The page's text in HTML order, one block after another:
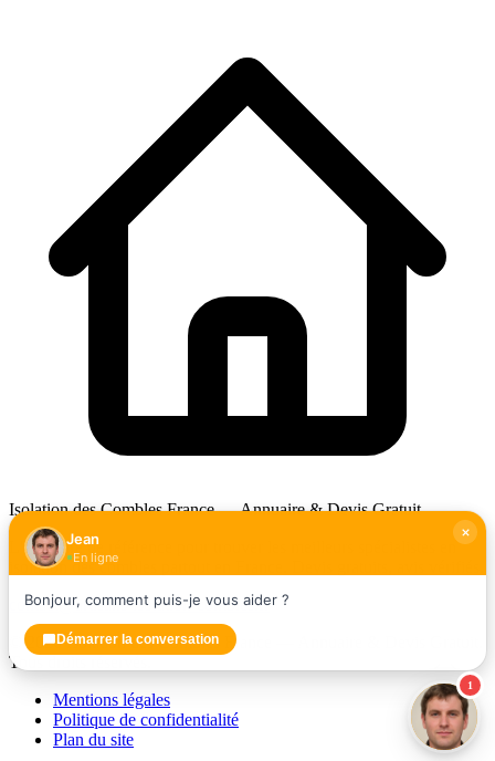
Isolation des Combles France — Annuaire & Devis Gratuit
L'annuaire de référence pour trouver les meilleurs spécialistes en
isolation des combles partout en France. Devis gratuits, avis vérifiés.
contact@artisans-isolation-combles.fr
© 2026 Isolation des Combles France — Annuaire & Devis Gratuit.
Tous droits réservés.
Mentions légales
Politique de confidentialité
Plan du site
1
Jean
En ligne
Bonjour, comment puis-je vous aider ?
Démarrer la conversation